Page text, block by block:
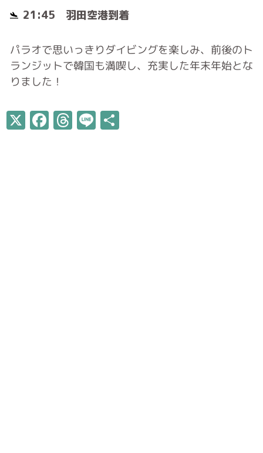
21:45 羽田空港到着
パラオで思いっきりダイビングを楽しみ、前後のト
ランジットで韓国も満喫し、充実した年末年始とな
りました！
X Facebook
Threads
Line共